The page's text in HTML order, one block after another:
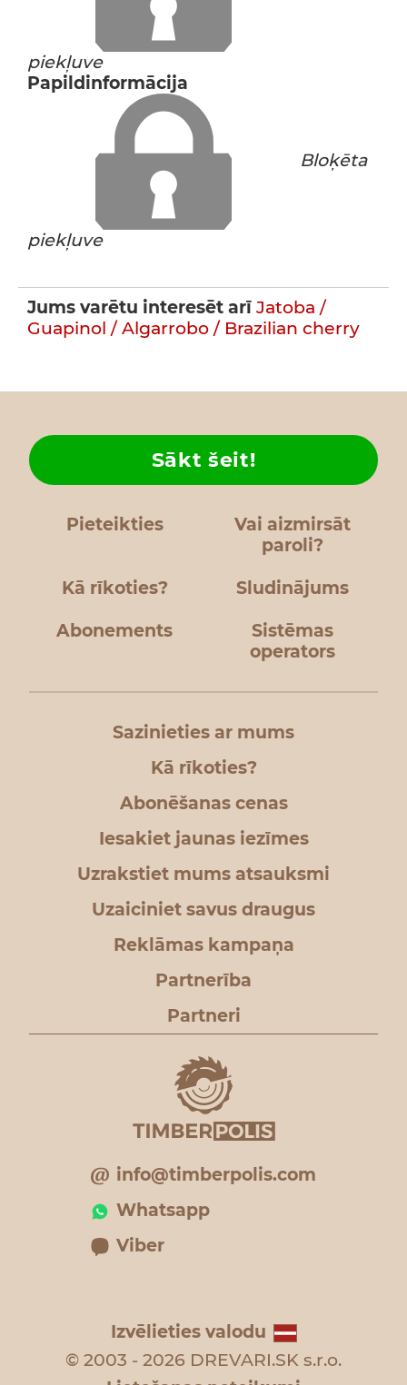
piekļuve
Papildinformācija
Bloķēta
piekļuve
Jums varētu interesēt arī Jatoba /
Guapinol / Algarrobo / Brazilian cherry
Pieteikties
Vai aizmirsāt
paroli?
Kā rīkoties?
Sākt šeit!
Sludinājums
Abonements
Sistēmas
operators
Sazinieties ar mums
Kā rīkoties?
Abonēšanas cenas
Iesakiet jaunas iezīmes
Uzrakstiet mums atsauksmi
Uzaiciniet savus draugus
Reklāmas kampaņa
Partnerība
Partneri
info@timberpolis.com
Whatsapp
Viber
Izvēlieties valodu
© 2003 - 2026 DREVARI.SK s.r.o.